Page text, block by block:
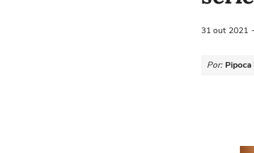
31 out 2021
Por: Pipoca